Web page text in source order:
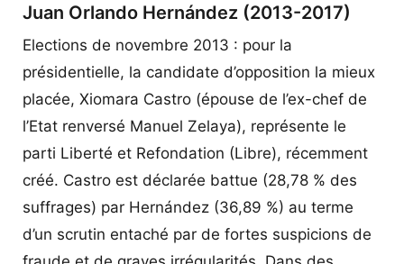
Juan Orlando Hernández (2013-2017)
Elections de novembre 2013 : pour la
présidentielle, la candidate d’opposition la mieux
placée, Xiomara Castro (épouse de l’ex-chef de
l’Etat renversé Manuel Zelaya), représente le
parti Liberté et Refondation (Libre), récemment
créé. Castro est déclarée battue (28,78 % des
suffrages) par Hernández (36,89 %) au terme
d’un scrutin entaché par de fortes suspicions de